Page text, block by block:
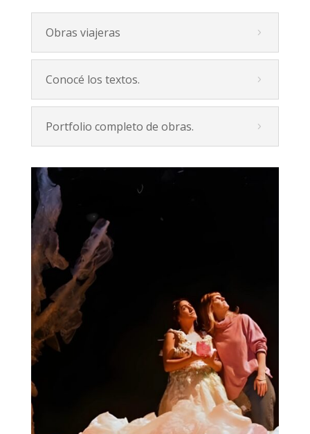
Obras viajeras
Conocé los textos.
Portfolio completo de obras.